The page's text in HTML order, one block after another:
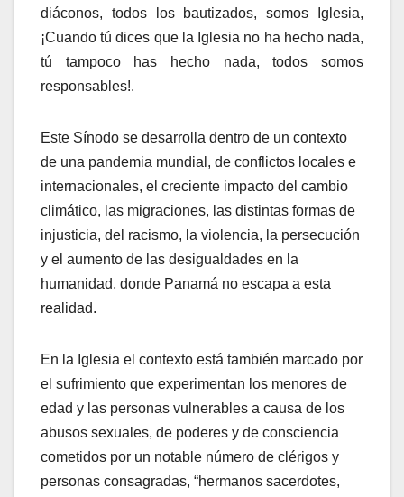
diáconos, todos los bautizados, somos Iglesia,
¡Cuando tú dices que la Iglesia no ha hecho nada,
tú tampoco has hecho nada, todos somos
responsables!.
Este Sínodo se desarrolla dentro de un contexto
de una pandemia mundial, de conflictos locales e
internacionales, el creciente impacto del cambio
climático, las migraciones, las distintas formas de
injusticia, del racismo, la violencia, la persecución
y el aumento de las desigualdades en la
humanidad, donde Panamá no escapa a esta
realidad.
En la Iglesia el contexto está también marcado por
el sufrimiento que experimentan los menores de
edad y las personas vulnerables a causa de los
abusos sexuales, de poderes y de consciencia
cometidos por un notable número de clérigos y
personas consagradas, “hermanos sacerdotes,